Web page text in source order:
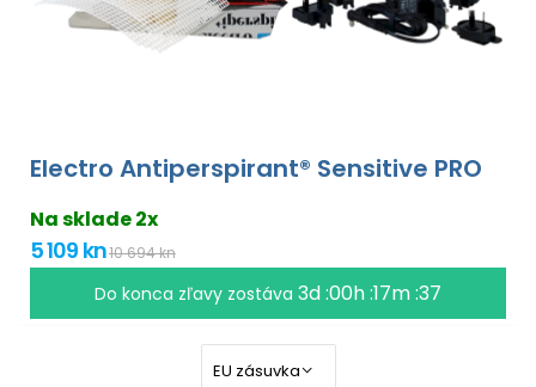
Electro Antiperspirant® Sensitive PRO
Na sklade 2x
5 109 kn10 694 kn
Do konca zľavy zostáva 3d :00h :17m :36